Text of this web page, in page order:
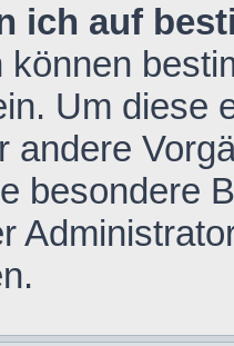
ich auf
können
Um diese
andere
besondere